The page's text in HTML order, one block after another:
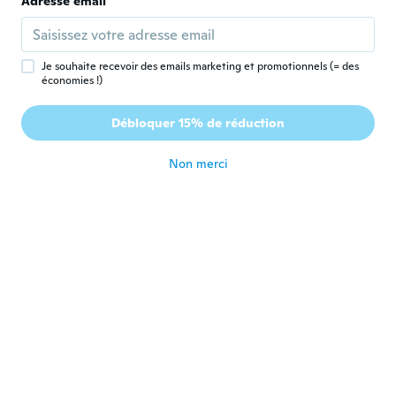
M Inscrit depuis 2017 · 148 avis · 66 chargements
النوعية ممتازة
Evette
Inscrit depuis 2015 · 3 avis
Je souhaite recevoir des emails marketing et promotionnels (= des
économies !)
Débloquer 15% de réduction
Non merci